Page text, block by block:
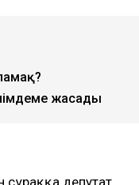
жасады